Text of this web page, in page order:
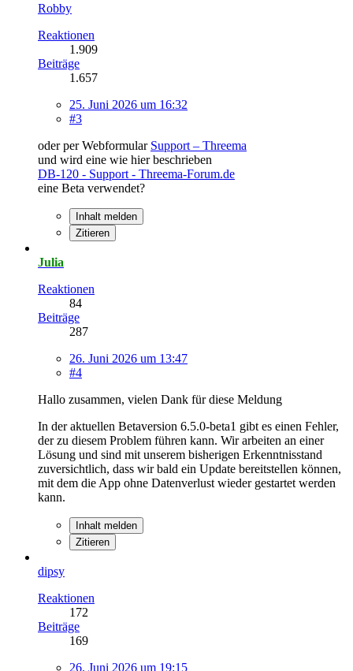
Robby
Reaktionen
1.909
Beiträge
1.657
25. Juni 2026 um 16:32
#3
oder per Webformular Support – Threema
und wird eine wie hier beschrieben
DB-120 - Support - Threema-Forum.de
eine Beta verwendet?
Inhalt melden
Zitieren
Julia
Reaktionen
84
Beiträge
287
26. Juni 2026 um 13:47
#4
Hallo zusammen, vielen Dank für diese Meldung
In der aktuellen Betaversion 6.5.0-beta1 gibt es einen Fehler,
der zu diesem Problem führen kann. Wir arbeiten an einer
Lösung und sind mit unserem bisherigen Erkenntnisstand
zuversichtlich, dass wir bald ein Update bereitstellen können,
mit dem die App ohne Datenverlust wieder gestartet werden
kann.
Inhalt melden
Zitieren
dipsy
Reaktionen
172
Beiträge
169
26. Juni 2026 um 19:15